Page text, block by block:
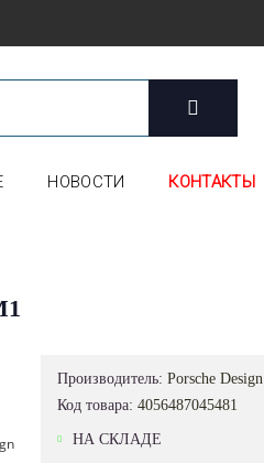
НОВОСТИ КОНТАКТЫ
Производитель: Porsche Design
Код товара: 4056487045481
НА СКЛАДЕ